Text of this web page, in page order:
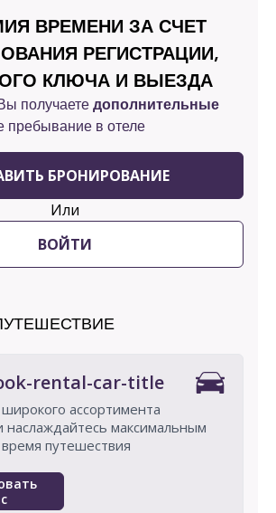
ВРЕМЕНИ ЗА СЧЕТ
РЕГИСТРАЦИИ,
КЛЮЧА И ВЫЕЗДА
получаете дополнительные
пребывание в отеле
БРОНИРОВАНИЕ
Или
ВОЙТИ
rental-car-title
ассортимента
наслаждайтесь максимальным
путешествия